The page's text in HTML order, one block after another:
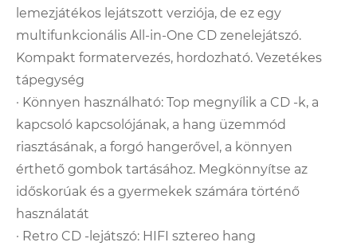
lemezjátékos lejátszott verziója, de ez egy
multifunkcionális All-in-One CD zenelejátszó.
Kompakt formatervezés, hordozható. Vezetékes
tápegység
· Könnyen használható: Top megnyílik a CD -k, a
kapcsoló kapcsolójának, a hang üzemmód
riasztásának, a forgó hangerővel, a könnyen
érthető gombok tartásához. Megkönnyítse az
időskorúak és a gyermekek számára történő
használatát
· Retro CD -lejátszó: HIFI sztereo hang